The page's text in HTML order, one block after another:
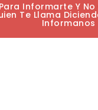
Informarte Y No
Te Llama
Informanos